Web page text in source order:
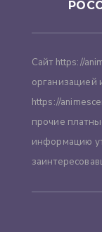
Сайт https://
организацией
https://
прочие
информацию